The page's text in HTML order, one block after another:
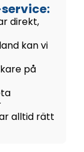
direkt,
kan vi
på
alltid rätt